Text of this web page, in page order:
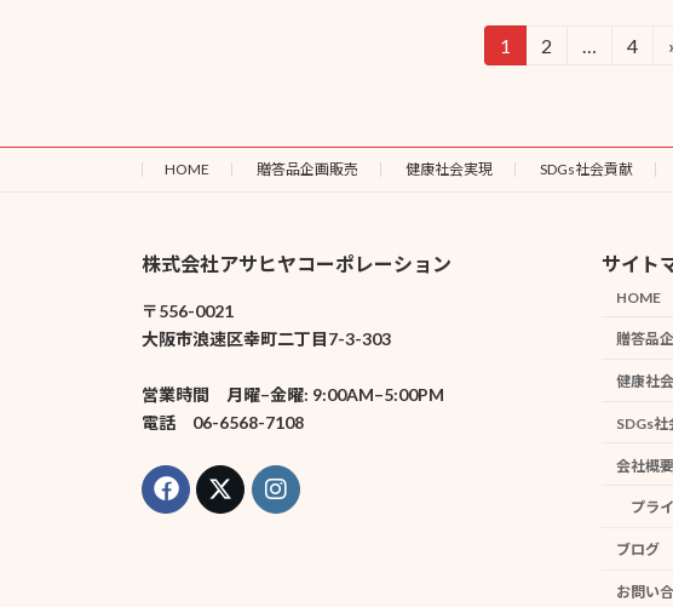
の
ペ
ジ
送
り
固
ジ
1
固
ジ
2 …
固
ジ
4
HOME 贈答品企画販売 健康社会実現 SDGs社会貢献
株式会社アサヒヤコーポレーション
〒556-0021
大阪市浪速区幸町二丁目7-3-303
営業時間 月曜–金曜: 9:00AM–5:00PM
電話 06-6568-7108
サイト
HOME
贈答品
健康社
SDGs社
会社概要
プラ
ブログ
お問い